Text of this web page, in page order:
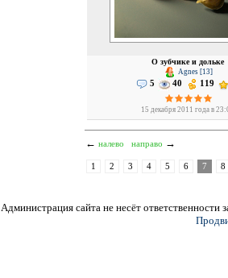
О зубчике и дольке
Agnes [13]
5 40 119
15 декабря 2011 года в
← налево направо →
1 2 3 4 5 6 7 8
Администрация сайта не несёт ответственности